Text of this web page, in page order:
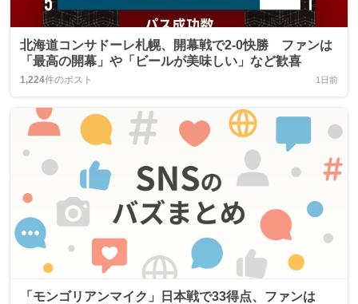
北海道コンサドーレ札幌、開幕戦で2-0快勝 ファンは
「最高の開幕」や「ビールが美味しい」など歓喜
1,224件のポスト 1日前
「モンゴリアンマイク」日本戦で33得点、ファンは